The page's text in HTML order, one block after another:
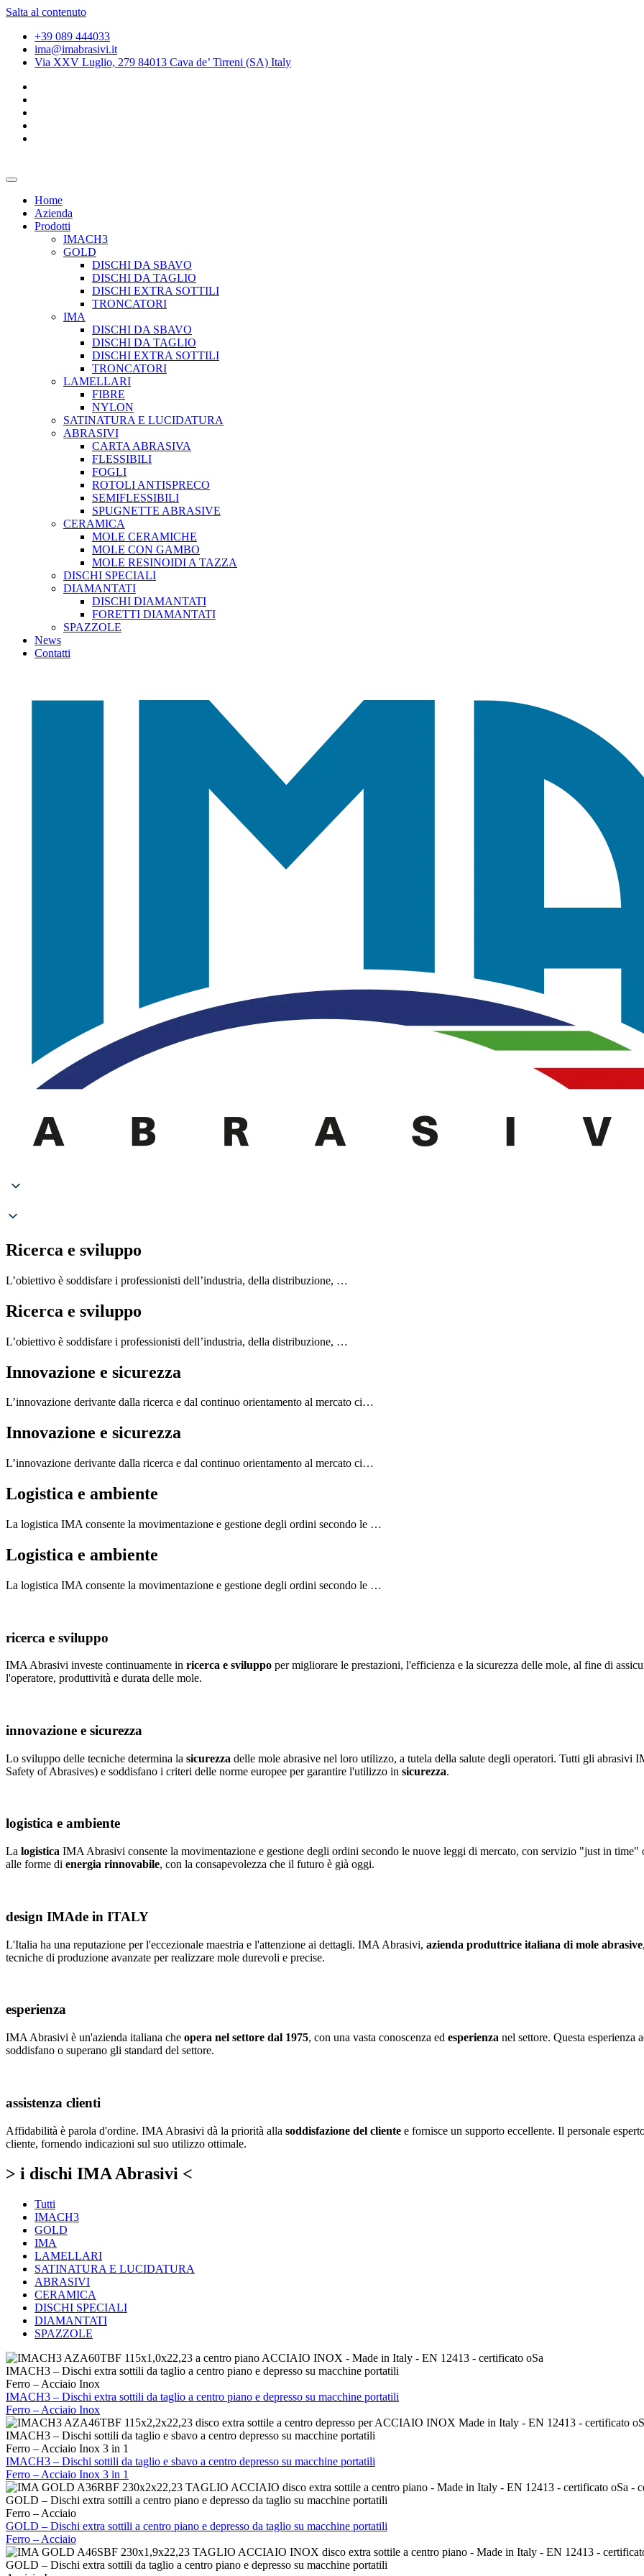
Salta al contenuto
+39 089 444033
ima@imabrasivi.it
Via XXV Luglio, 279 84013 Cava de’ Tirreni (SA) Italy
Home
Azienda
Prodotti
IMACH3
GOLD
DISCHI DA SBAVO
DISCHI DA TAGLIO
DISCHI EXTRA SOTTILI
TRONCATORI
IMA
DISCHI DA SBAVO
DISCHI DA TAGLIO
DISCHI EXTRA SOTTILI
TRONCATORI
LAMELLARI
FIBRE
NYLON
SATINATURA E LUCIDATURA
ABRASIVI
CARTA ABRASIVA
FLESSIBILI
FOGLI
ROTOLI ANTISPRECO
SEMIFLESSIBILI
SPUGNETTE ABRASIVE
CERAMICA
MOLE CERAMICHE
MOLE CON GAMBO
MOLE RESINOIDI A TAZZA
DISCHI SPECIALI
DIAMANTATI
DISCHI DIAMANTATI
FORETTI DIAMANTATI
SPAZZOLE
News
Contatti
Ricerca e sviluppo
L’obiettivo è soddisfare i professionisti dell’industria, della distribuzione, …
Ricerca e sviluppo
L’obiettivo è soddisfare i professionisti dell’industria, della distribuzione, …
Innovazione e sicurezza
L’innovazione derivante dalla ricerca e dal continuo orientamento al mercato ci…
Innovazione e sicurezza
L’innovazione derivante dalla ricerca e dal continuo orientamento al mercato ci…
Logistica e ambiente
La logistica IMA consente la movimentazione e gestione degli ordini secondo le …
Logistica e ambiente
La logistica IMA consente la movimentazione e gestione degli ordini secondo le …
ricerca e sviluppo
IMA Abrasivi investe continuamente in ricerca e sviluppo per migliorare le prestazioni, l'efficienza e la sicurezza delle mole, al fine di
l'operatore, produttività e durata delle mole.
innovazione e sicurezza
Lo sviluppo delle tecniche determina la sicurezza delle mole abrasive nel loro utilizzo, a tutela della salute degli operatori. Tutti gli abrasivi
Safety of Abrasives) e soddisfano i criteri delle norme europee per garantire l'utilizzo in sicurezza.
logistica e ambiente
La logistica IMA Abrasivi consente la movimentazione e gestione degli ordini secondo le nuove leggi di mercato, con servizio "just in
alle forme di energia rinnovabile, con la consapevolezza che il futuro è già oggi.
design IMAde in ITALY
L'Italia ha una reputazione per l'eccezionale maestria e l'attenzione ai dettagli. IMA Abrasivi, azienda produttrice italiana di mole abrasive
tecniche di produzione avanzate per realizzare mole durevoli e precise.
esperienza
IMA Abrasivi è un'azienda italiana che opera nel settore dal 1975, con una vasta conoscenza ed esperienza nel settore. Questa esperienza
soddisfano o superano gli standard del settore.
assistenza clienti
Affidabilità è parola d'ordine. IMA Abrasivi dà la priorità alla soddisfazione del cliente e fornisce un supporto eccellente. Il personale
cliente, fornendo indicazioni sul suo utilizzo ottimale.
> i dischi IMA Abrasivi <
Tutti
IMACH3
GOLD
IMA
LAMELLARI
SATINATURA E LUCIDATURA
ABRASIVI
CERAMICA
DISCHI SPECIALI
DIAMANTATI
SPAZZOLE
IMACH3 – Dischi extra sottili da taglio a centro piano e depresso su macchine portatili
Ferro – Acciaio Inox
IMACH3 – Dischi extra sottili da taglio a centro piano e depresso su macchine portatili
Ferro – Acciaio Inox
IMACH3 – Dischi sottili da taglio e sbavo a centro depresso su macchine portatili
Ferro – Acciaio Inox 3 in 1
IMACH3 – Dischi sottili da taglio e sbavo a centro depresso su macchine portatili
Ferro – Acciaio Inox 3 in 1
GOLD – Dischi extra sottili a centro piano e depresso da taglio su macchine portatili
Ferro – Acciaio
GOLD – Dischi extra sottili a centro piano e depresso da taglio su macchine portatili
Ferro – Acciaio
GOLD – Dischi extra sottili da taglio a centro piano e depresso su macchine portatili